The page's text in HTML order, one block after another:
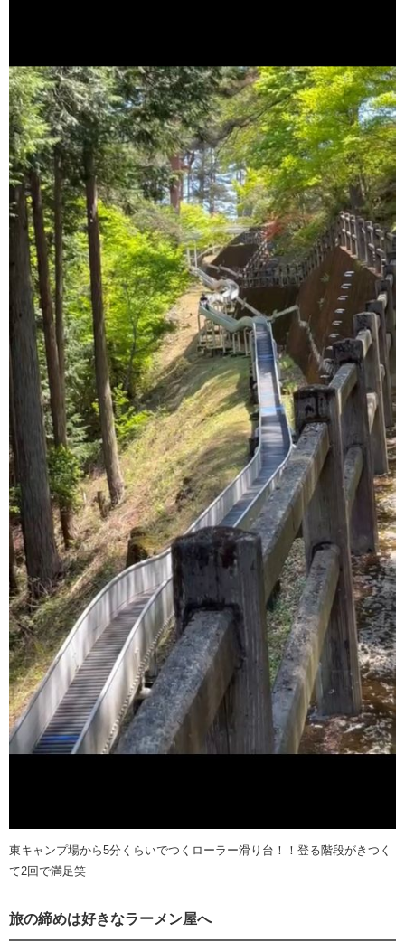
東キャンプ場から5分くらいでつくローラー滑り台！！登る階段がきつく
て2回で満足笑
旅の締めは好きなラーメン屋へ